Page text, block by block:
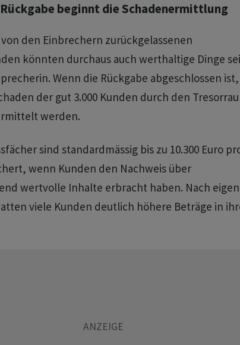
beginnt die Schadenermittlung
den Einbrechern zurückgelassenen
könnten durchaus auch werthaltige Dinge
Wenn die Rückgabe abgeschlossen
der gut 3.000 Kunden durch den
werden.
sind standardmässig bis zu 10.300 Euro
wenn Kunden den Nachweis über
wertvolle Inhalte erbracht haben. Nach
viele Kunden deutlich höhere Beträge in